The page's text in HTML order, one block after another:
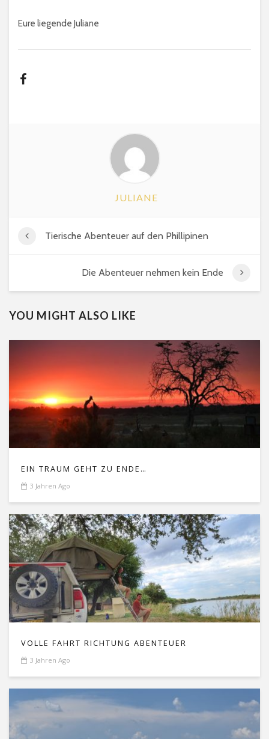
Eure liegende Juliane
JULIANE
Tierische Abenteuer auf den Phillipinen
Die Abenteuer nehmen kein Ende
YOU MIGHT ALSO LIKE
EIN TRAUM GEHT ZU ENDE…
3 Jahren Ago
VOLLE FAHRT RICHTUNG ABENTEUER
3 Jahren Ago